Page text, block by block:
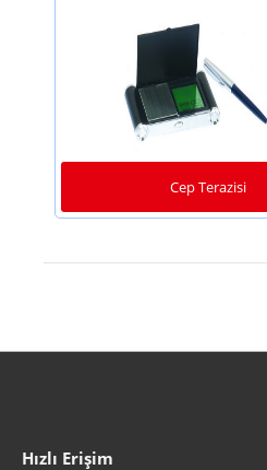
Cep Terazisi
Hızlı Erişim